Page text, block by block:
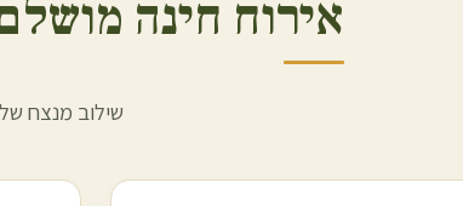
אירוח חינה
שילוב מנצח